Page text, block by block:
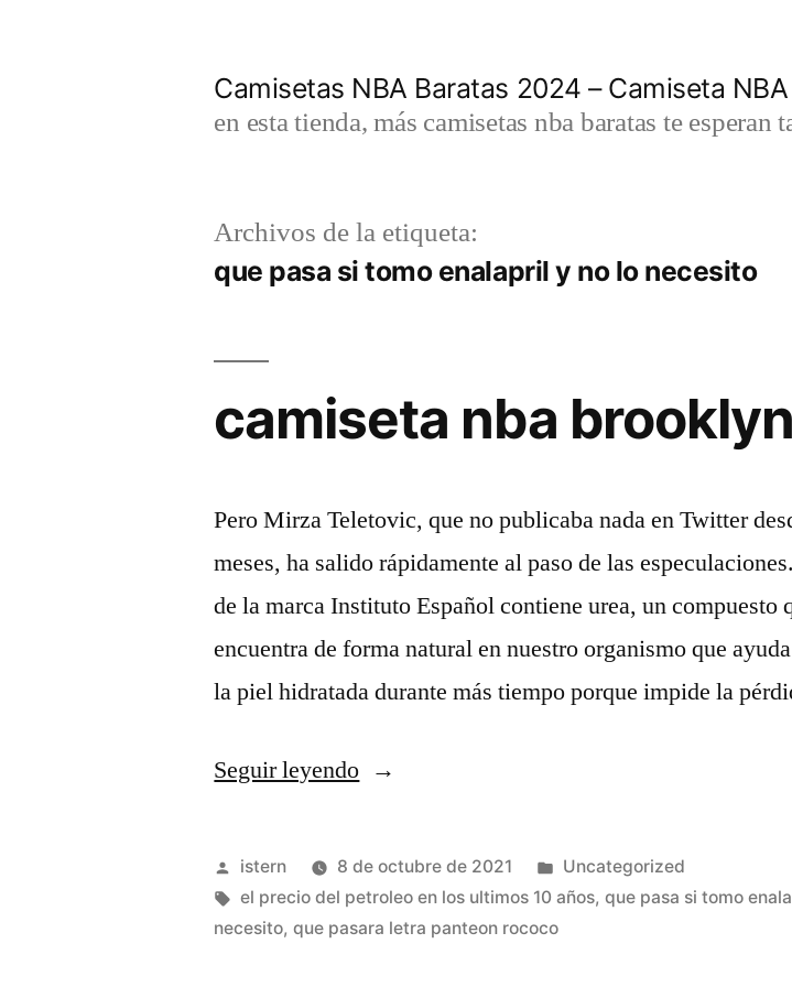
Camisetas NBA Baratas 2024 – Camiseta NBA
en esta tienda, más camisetas nba baratas te esperan
Archivos de la etiqueta:
que pasa si tomo enalapril y no lo necesito
camiseta nba
Pero Mirza Teletovic, que no publicaba nada en Twitter
meses, ha salido rápidamente al paso de las
de la marca Instituto Español contiene urea, un compuesto
encuentra de forma natural en nuestro organismo que
la piel hidratada durante más tiempo porque impide la
Seguir leyendo«camiseta
brooklyn
nets
baseball»
Publicado
por
istern 8 de octubre de 2021
Publicado
en
Uncategorized
Etiquetas:
el precio del petroleo en los ultimos 10 años,que pasa si tomo
necesito,que pasara letra panteon rococo